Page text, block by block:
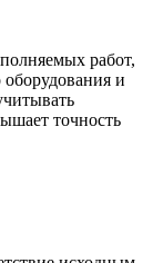
работ,
оборудования и
точность